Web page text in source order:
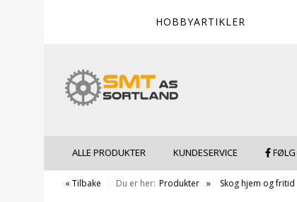
HOBBYARTIKLER
ALLE PRODUKTER KUNDESERVICE FØLG
« Tilbake Du er her: Produkter Skog hjem og fritid